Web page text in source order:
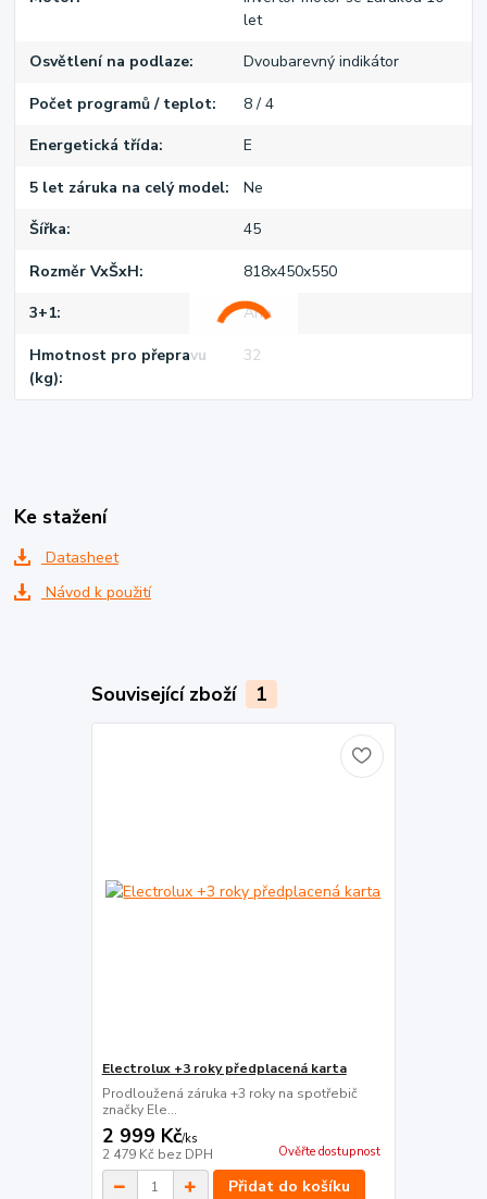
let
Osvětlení na podlaze Dvoubarevný indikátor
Počet programů / teplot 8 / 4
Energetická třída E
5 let záruka na celý model Ne
Šířka 45
Rozměr VxŠxH 818x450x550
3+1 Ano
Hmotnost pro přepravu
(kg)
32
Ke stažení
Datasheet
Návod k použití
Související zboží 1
Electrolux +3 roky předplacená karta
Prodloužená záruka +3 roky na spotřebič
značky Ele...
2 999 Kč/ks
2 479 Kč bez DPH Ověřte dostupnost
Přidat do košíku